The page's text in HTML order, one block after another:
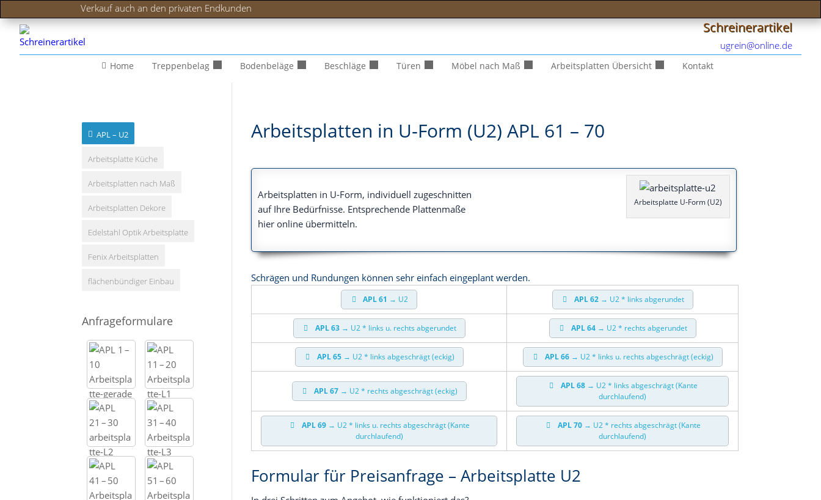
Verkauf auch an den privaten Endkunden
Schreinerartikel
ugrein@online.de
Home Treppenbelag Bodenbeläge Beschläge Türen Möbel nach Maß Arbeitsplatten Übersicht Kontakt
Arbeitsplatten in U‑Form (U2) APL 61 – 70
Arbeits­plat­ten in U‑Form, indi­vi­du­ell zuge­schnit­ten
auf Ihre Bedürf­nis­se. Ent­spre­chen­de Plat­ten­ma­ße
hier online übermitteln.
Arbeits­plat­te U‑Form (U2)
Schrä­gen und Run­dun­gen kön­nen sehr ein­fach ein­ge­plant werden.
APL 61 → U2 APL 62→ U2 * links abgerundet
APL 63→ U2 * links u. rechts abgerundet APL 64→ U2 * rechts abgerundet
APL 65→ U2 * links abge­schrägt (eckig) APL 66→ U2 * links u. rechts abge­schrägt (eckig)
APL 67→ U2 * rechts abge­schrägt (eckig)
APL 68→ U2 * links abge­schrägt (Kan­te
durchlaufend)
APL 69→ U2 * links u. rechts abge­schrägt (Kan­te
durchlaufend)
APL 70→ U2 * rechts abge­schrägt (Kan­te
durchlaufend)
Formular für Preisanfrage – Arbeitsplatte U2
APL – U2
Arbeitsplatte Küche
Arbeitsplatten nach Maß
Arbeitsplatten Dekore
Edelstahl Optik Arbeitsplatte
Fenix Arbeitsplatten
flächenbündiger Einbau
Anfrageformulare